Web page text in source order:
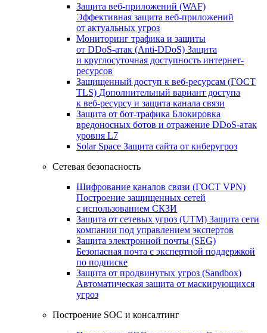
Защита веб-приложений (WAF)
Эффективная защита веб-приложений
от актуальных угроз
Мониторинг трафика и защиты
от DDoS‑атак (Anti‑DDoS) Защита
и круглосуточная доступность интернет-
ресурсов
Защищенный доступ к веб-ресурсам (ГОСТ
TLS) Дополнительный вариант доступа
к веб‑ресурсу и защита канала связи
Защита от бот‑трафика Блокировка
вредоносных ботов и отражение DDoS‑атак
уровня L7
Solar Space Защита сайта от киберугроз
Сетевая безопасность
Шифрование каналов связи (ГОСТ VPN)
Построение защищенных сетей
с использованием СКЗИ
Защита от сетевых угроз (UTM) Защита сети
компании под управлением экспертов
Защита электронной почты (SEG)
Безопасная почта с экспертной поддержкой
по подписке
Защита от продвинутых угроз (Sandbox)
Автоматическая защита от маскирующихся
угроз
Построение SOC и консалтинг